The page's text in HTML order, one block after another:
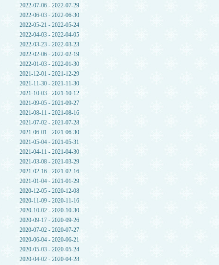
2022-07-06 - 2022-07-29
2022-06-03 - 2022-06-30
2022-05-21 - 2022-05-24
2022-04-03 - 2022-04-05
2022-03-23 - 2022-03-23
2022-02-06 - 2022-02-19
2022-01-03 - 2022-01-30
2021-12-01 - 2021-12-29
2021-11-30 - 2021-11-30
2021-10-03 - 2021-10-12
2021-09-05 - 2021-09-27
2021-08-11 - 2021-08-16
2021-07-02 - 2021-07-28
2021-06-01 - 2021-06-30
2021-05-04 - 2021-05-31
2021-04-11 - 2021-04-30
2021-03-08 - 2021-03-29
2021-02-16 - 2021-02-16
2021-01-04 - 2021-01-29
2020-12-05 - 2020-12-08
2020-11-09 - 2020-11-16
2020-10-02 - 2020-10-30
2020-09-17 - 2020-09-26
2020-07-02 - 2020-07-27
2020-06-04 - 2020-06-21
2020-05-03 - 2020-05-24
2020-04-02 - 2020-04-28